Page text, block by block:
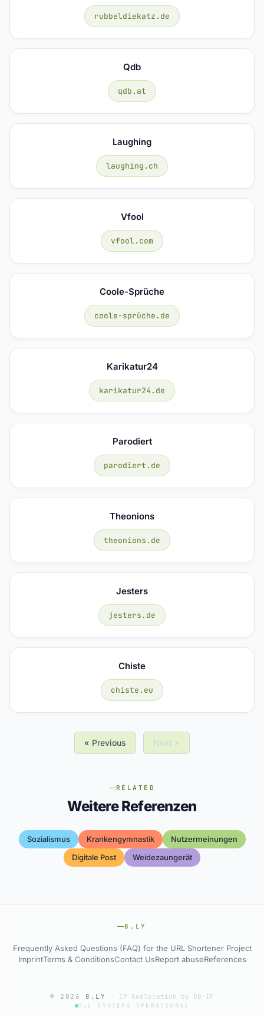
rubbeldiekatz.de
Qdb
qdb.at
Laughing
laughing.ch
Vfool
vfool.com
Coole-Sprüche
coole-sprüche.de
Karikatur24
karikatur24.de
Parodiert
parodiert.de
Theonions
theonions.de
Jesters
jesters.de
Chiste
chiste.eu
« Previous Next »
RELATED
Weitere Referenzen
Sozialismus Krankengymnastik
Nutzermeinungen
Digitale Post
Weidezaungerät
8.LY
Frequently Asked Questions (FAQ) for the URL Shortener Project
ImprintTerms & ConditionsContact UsReport abuseReferences
© 2026 8.LY · IP Geolocation by DB-IP
ALL SYSTEMS OPERATIONAL